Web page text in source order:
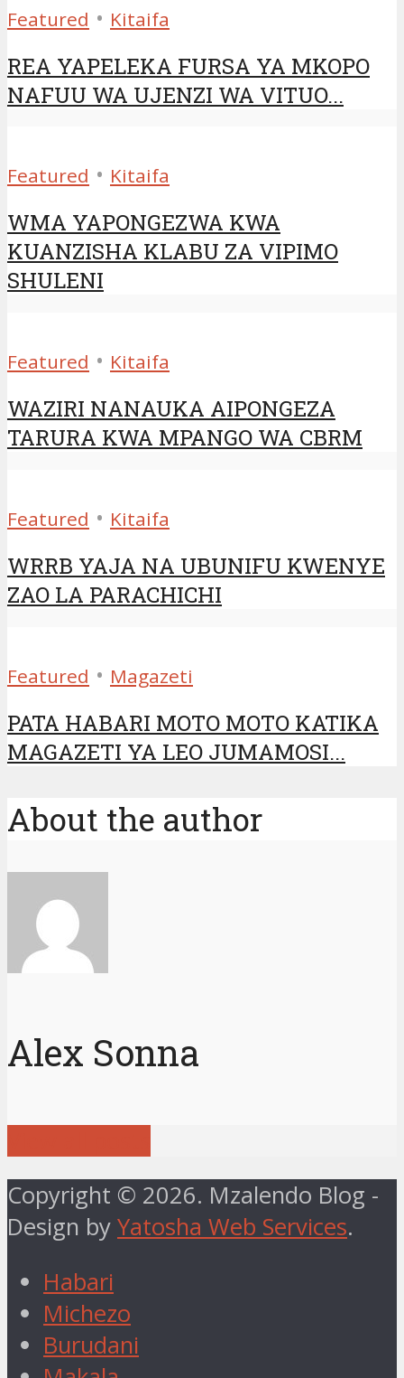
Featured • Kitaifa
REA YAPELEKA FURSA YA MKOPO
NAFUU WA UJENZI WA VITUO...
Featured • Kitaifa
WMA YAPONGEZWA KWA
KUANZISHA KLABU ZA VIPIMO
SHULENI
Featured • Kitaifa
WAZIRI NANAUKA AIPONGEZA
TARURA KWA MPANGO WA CBRM
Featured • Kitaifa
WRRB YAJA NA UBUNIFU KWENYE
ZAO LA PARACHICHI
Featured • Magazeti
PATA HABARI MOTO MOTO KATIKA
MAGAZETI YA LEO JUMAMOSI...
About the author
Alex Sonna
Copyright © 2026. Mzalendo Blog -
Design by Yatosha Web Services.
Habari
Michezo
Burudani